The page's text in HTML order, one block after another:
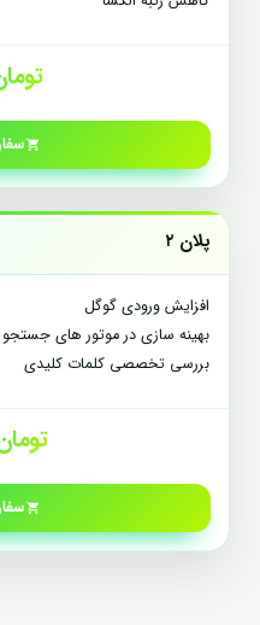
پلان ۲
افزایش ورودی گوگل
بهینه سازی در موتور های جستجو
بررسی تخصصی کلمات کلیدی